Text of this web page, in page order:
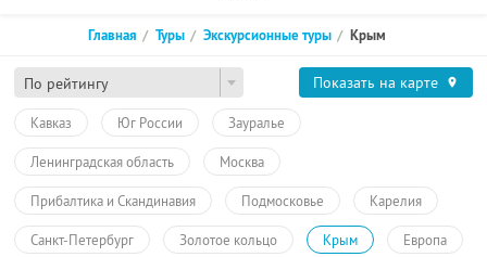
По рейтингу
Главная Туры Экскурсионные туры Крым
Показать на карте
Кавказ Юг России Зауралье
Ленинградская область Москва
Прибалтика и Скандинавия Подмосковье Карелия
Санкт-Петербург Золотое кольцо Крым Европа